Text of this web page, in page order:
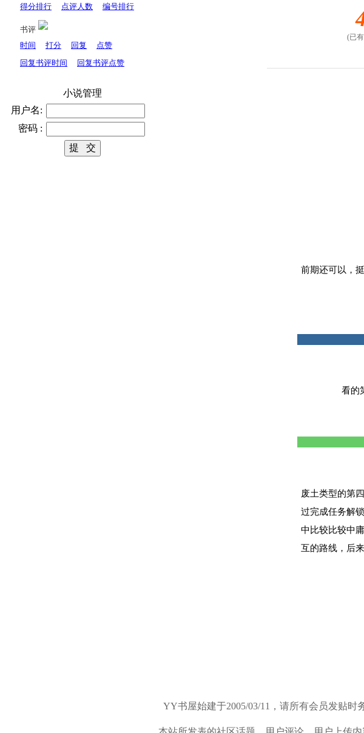
得分排行
点评人数 编号排行
书评
时间
打分 回复
点赞
回复书评时间
回复书评点赞
小说管理
用户名:
密码 :
(已
前期还可以，
看的
废土类型的第
过完成任务解
中比较比较中
互的路线，后
YY书屋始建于2005/03/11，请所有会员发贴